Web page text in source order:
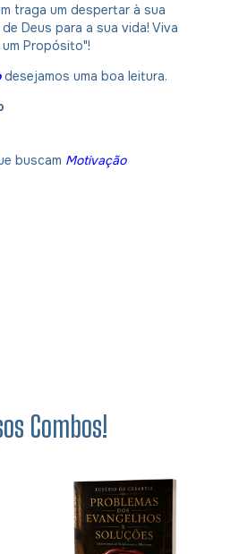
traga um despertar à sua
Deus para a sua vida! Viva
Propósito"!
desejamos uma boa leitura.
buscam Motivação
Combos!